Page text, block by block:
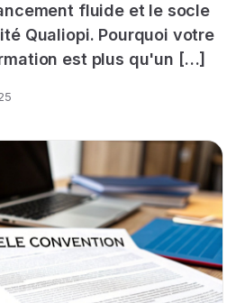
fluide et le socle
Qualiopi. Pourquoi votre
est plus qu'un […]